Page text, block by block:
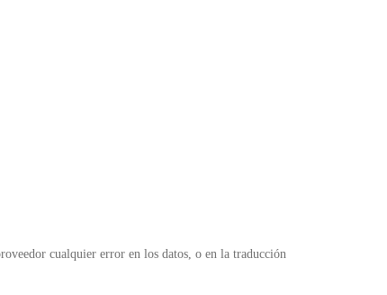
cualquier error en los datos, o en la traducción